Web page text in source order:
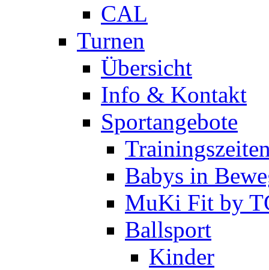
CAL
Turnen
Übersicht
Info & Kontakt
Sportangebote
Babys in
MuKi Fit by
Ballsport
Kinder